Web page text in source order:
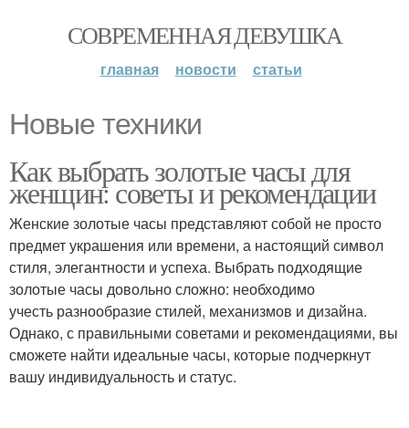
СОВРЕМЕННАЯ ДЕВУШКА
главная новости статьи
Новые техники
Как выбрать золотые часы для
женщин: советы и рекомендации
Женские золотые часы представляют собой не просто
предмет украшения или времени, а настоящий символ
стиля, элегантности и успеха. Выбрать подходящие
золотые часы довольно сложно: необходимо
учесть разнообразие стилей, механизмов и дизайна.
Однако, с правильными советами и рекомендациями, вы
сможете найти идеальные часы, которые подчеркнут
вашу индивидуальность и статус.